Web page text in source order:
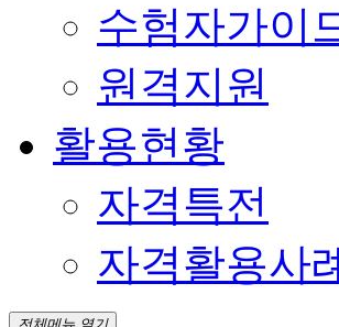
수험자가이
원격지원
활용현황
자격특전
자격활용사